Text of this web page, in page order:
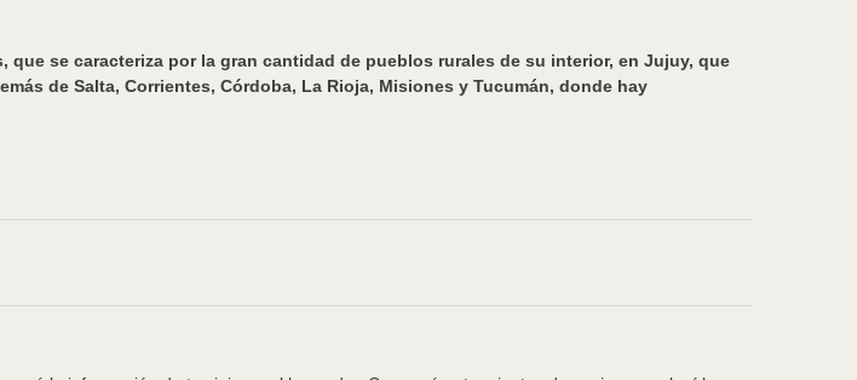
se caracteriza por la gran cantidad de pueblos rurales de su interior, en Jujuy, que
de Salta, Corrientes, Córdoba, La Rioja, Misiones y Tucumán, donde hay